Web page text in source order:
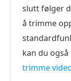
slutt følger
å trimme
kan du
trimme